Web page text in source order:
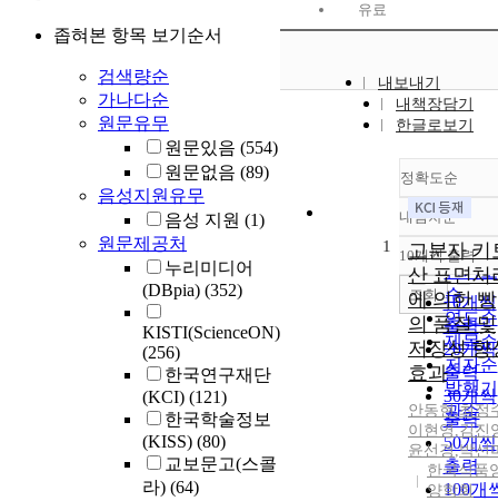
좁혀본 항목 보기순서
검색량순
가나다순
원문유무
원문있음 (554)
원문없음 (89)
음성지원유무
음성 지원 (1)
원문제공처
누리미디어
(DBpia) (352)
KISTI(ScienceON)
(256)
한국연구재단
(KCI) (121)
한국학술정보
(KISS) (80)
교보문고(스콜
라) (64)
유료
내보내기
내책장담기
한글로보기
정확도순
정확도
순
인기도
순
연도순
제목순
저자순
발행기
관순
내림차순
내림
10개씩 출력
10개씩
출력
20개씩
출력
30개씩
출력
50개씩
출력
100개
조회
1
고분자 키
산 표면처
에 의한 빵
의 품질 및
저장성 향
효과
안동현,최정
이현영,김진
윤선경,박선
한국식품
양학회